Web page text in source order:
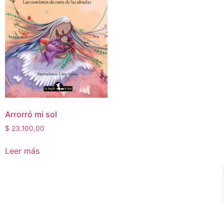
Arrorró mi sol
$ 23.100,00
Leer más